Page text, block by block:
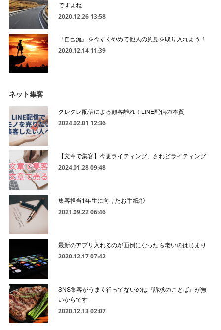
ですよね
2020.12.26 13:58
『自己流』を今すぐやめて他人の意見を取り入れよう！
2020.12.14 11:39
ネット集客
クレクレ配信による顧客離れ！LINE配信の本質
2024.02.01 12:36
【文章で集客】今更ライティング、されどライティング
2024.01.28 09:48
集客担当1年生に向けたお手紙①
2021.09.22 06:46
最新のアプリ入れるのが面倒になったら老いのはじまり
2020.12.17 07:42
SNS集客がうまく行ってないのは『訴求のことば』が無
いからです
2020.12.13 02:07